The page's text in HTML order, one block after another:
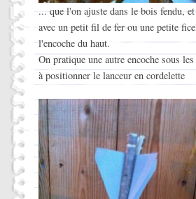
... que l'on ajuste dans le bois fendu,
avec un petit fil de fer ou une petite
l'encoche du haut.
On pratique une autre encoche sous
à positionner le lanceur en cordelette